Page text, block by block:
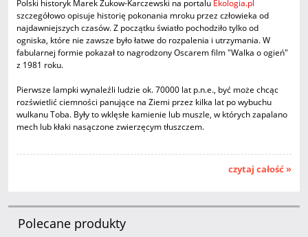
Polski historyk Marek Żukow-Karczewski na portalu Ekologia.pl
szczegółowo opisuje historię pokonania mroku przez człowieka od
najdawniejszych czasów. Z początku światło pochodziło tylko od
ogniska, które nie zawsze było łatwe do rozpalenia i utrzymania. W
fabularnej formie pokazał to nagrodzony Oscarem film "Walka o ogień"
z 1981 roku.
Pierwsze lampki wynaleźli ludzie ok. 70000 lat p.n.e., być może chcąc
rozświetlić ciemności panujące na Ziemi przez kilka lat po wybuchu
wulkanu Toba. Były to wklęsłe kamienie lub muszle, w których zapalano
mech lub kłaki nasączone zwierzęcym tłuszczem.
czytaj całość »
Polecane produkty